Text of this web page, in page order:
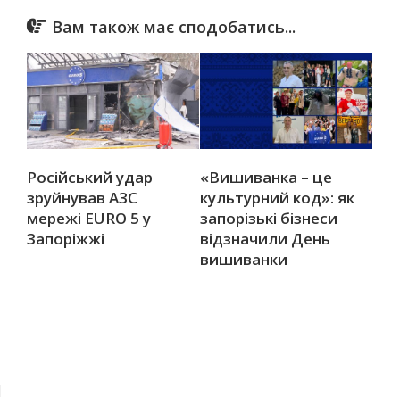
Вам також має сподобатись...
Російський удар
зруйнував АЗС
мережі EURO 5 у
Запоріжжі
«Вишиванка – це
культурний код»: як
запорізькі бізнеси
відзначили День
вишиванки